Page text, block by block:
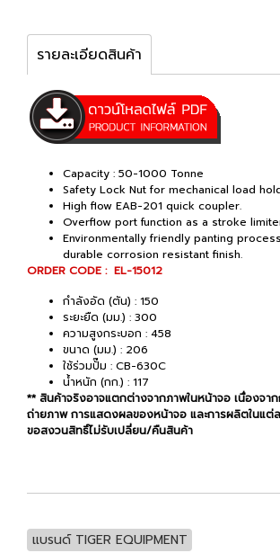
รายละเอียดสินค้า
Capacity : 50-1000 Tonne
Safety Lock Nut for mechanical load
High flow EAB-201 quick coupler.
Overflow port function as a stroke
Environmentally friendly panting
durable corrosion resistant finish.
ORDER CODE : EL-15012
กำลังอัด (ตัน) : 150
ระยะยืด (มม.) : 300
ความสูงกระบอก : 458
ขนาด (มม.) : 206
ใช้ร่วมปั๊ม : CB-630C
น้ำหนัก (กก.) : 117
** สินค้าจริงอาจแตกต่างจากภาพในหน้าจอ เนื่องจา
ถ่ายภาพ การแสดงผลของหน้าจอ และการผลิตในแต่
ขอสงวนสิทธิ์ไม่รับเปลี่ยน/คืนสินค้า
แบรนด์ TIGER EQUIPMENT